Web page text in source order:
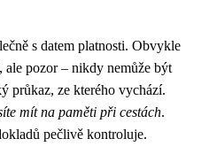
s datem platnosti. Obvykle
pozor – nikdy nemůže být
průkaz, ze kterého vychází.
mít na paměti při cestách.
pečlivě kontroluje.